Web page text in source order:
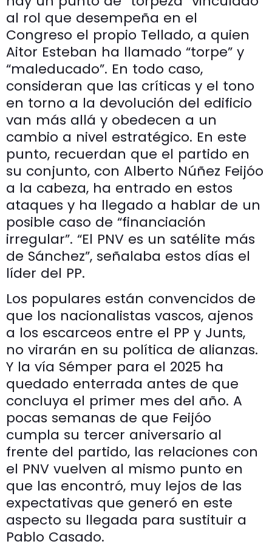
al rol que desempeña en el
Congreso el propio Tellado, a quien
Aitor Esteban ha llamado “torpe” y
“maleducado”. En todo caso,
consideran que las críticas y el tono
en torno a la devolución del edificio
van más allá y obedecen a un
cambio a nivel estratégico. En este
punto, recuerdan que el partido en
su conjunto, con Alberto Núñez Feijóo
a la cabeza, ha entrado en estos
ataques y ha llegado a hablar de un
posible caso de “financiación
irregular”. “El PNV es un satélite más
de Sánchez”, señalaba estos días el
líder del PP.
Los populares están convencidos de
que los nacionalistas vascos, ajenos
a los escarceos entre el PP y Junts,
no virarán en su política de alianzas.
Y la vía Sémper para el 2025 ha
quedado enterrada antes de que
concluya el primer mes del año. A
pocas semanas de que Feijóo
cumpla su tercer aniversario al
frente del partido, las relaciones con
el PNV vuelven al mismo punto en
que las encontró, muy lejos de las
expectativas que generó en este
aspecto su llegada para sustituir a
Pablo Casado.